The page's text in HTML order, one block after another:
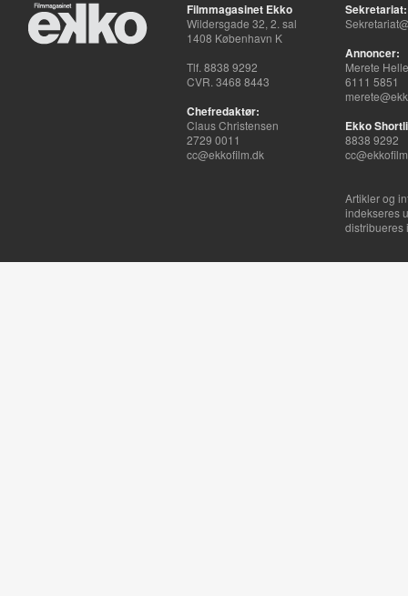
Filmmagasinet Ekko
Wildersgade 32, 2. sal
1408 København K
Tlf. 8838 9292
CVR. 3468 8443
Chefredaktør:
Claus Christensen
2729 0011
cc@ekkofilm.dk
Sekretariat:
Annoncer:
Merete
6111 5851
Ekko
8838 9292
Artikler og
indekseres
distribueres